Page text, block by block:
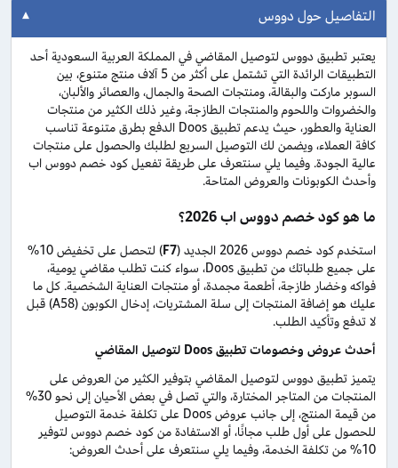
التفاصيل حول دووس
يعتبر تطبيق دووس لتوصيل المقاضي في المملكة العربية السعودية أحد
التطبيقات الرائدة التي تشتمل على أكثر من 5 آلاف منتج متنوع، بين
السوبر ماركت والبقالة، ومنتجات الصحة والجمال، والعصائر والألبان،
والخضروات واللحوم والمنتجات الطازجة، وغير ذلك الكثير من منتجات
العناية والعطور، حيث يدعم تطبيق Doos الدفع بطرق متنوعة تناسب
كافة العملاء، ويضمن لك التوصيل السريع لطلبك والحصول على منتجات
عالية الجودة. وفيما يلي سنتعرف على طريقة تفعيل كود خصم دووس اب
وأحدث الكوبونات والعروض المتاحة.
ما هو كود خصم دووس اب 2026؟
استخدم كود خصم دووس 2026 الجديد ( F7
) لتحصل على تخفيض 10%
على جميع طلباتك من تطبيق Doos، سواء كنت تطلب مقاضي يومية،
فواكه وخضار طازجة، أطعمة مجمدة، أو منتجات العناية الشخصية. كل ما
عليك هو إضافة المنتجات إلى سلة المشتريات، إدخال الكوبون (A58) قبل
لا تدفع وتأكيد الطلب.
أحدث عروض وخصومات تطبيقDoos لتوصيل المقاضي
يتميز تطبيق دووس لتوصيل المقاضي بتوفير الكثير من العروض على
المنتجات من المتاجر المختارة، والتي تصل في بعض الأحيان إلى نحو 30%
من قيمة المنتج، إلى جانب عروض Doos على تكلفة خدمة التوصيل
للحصول على أول طلب مجانًا، أو الاستفادة من كود خصم دووس لتوفير
10% من تكلفة الخدمة، وفيما يلي سنتعرف على أحدث العروض: